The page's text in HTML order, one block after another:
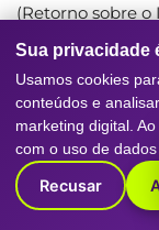
(Retorno sobre
O
Trabalhar com a
Consulta Inicial:
para entender
Com base
Sua privacidade
Usamos cookies
conteúdos e
marketing digital.
com o uso de
Recusar